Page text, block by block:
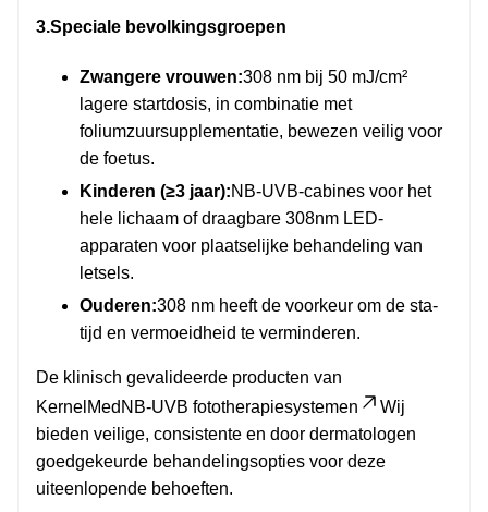
3.Speciale bevolkingsgroepen
Zwangere vrouwen:308 nm bij 50 mJ/cm²
lagere startdosis, in combinatie met
foliumzuursupplementatie, bewezen veilig voor
de foetus.
Kinderen (≥3 jaar):NB-UVB-cabines voor het
hele lichaam of draagbare 308nm LED-
apparaten voor plaatselijke behandeling van
letsels.
Ouderen:308 nm heeft de voorkeur om de sta-
tijd en vermoeidheid te verminderen.
De klinisch gevalideerde producten van
KernelMed NB-UVB fototherapiesystemen
Wij
bieden veilige, consistente en door dermatologen
goedgekeurde behandelingsopties voor deze
uiteenlopende behoeften.